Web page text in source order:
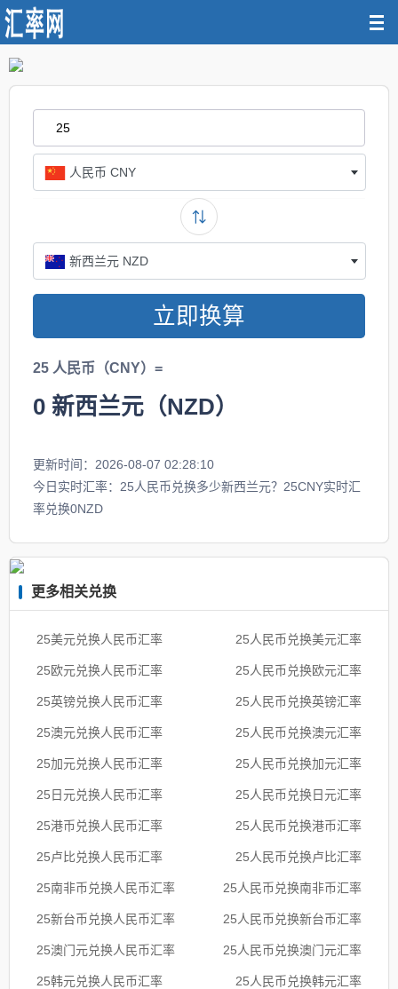
人民币 CNY
新西兰元 NZD
立即换算
25 人民币（CNY）=
0 新西兰元（NZD）
更新时间：2026-08-07 02:28:10
今日实时汇率：25人民币兑换多少新西兰元？25CNY实时汇
率兑换0NZD
更多相关兑换
25美元兑换人民币汇率 25人民币兑换美元汇率
25欧元兑换人民币汇率 25人民币兑换欧元汇率
25英镑兑换人民币汇率 25人民币兑换英镑汇率
25澳元兑换人民币汇率 25人民币兑换澳元汇率
25加元兑换人民币汇率 25人民币兑换加元汇率
25日元兑换人民币汇率 25人民币兑换日元汇率
25港币兑换人民币汇率 25人民币兑换港币汇率
25卢比兑换人民币汇率 25人民币兑换卢比汇率
25南非币兑换人民币汇率 25人民币兑换南非币汇率
25新台币兑换人民币汇率 25人民币兑换新台币汇率
25澳门元兑换人民币汇率 25人民币兑换澳门元汇率
25韩元兑换人民币汇率 25人民币兑换韩元汇率